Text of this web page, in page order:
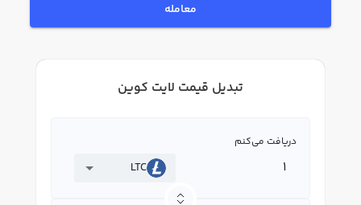
معامله
تبدیل قیمت لایت کوین
دریافت می‌کنم
LTC